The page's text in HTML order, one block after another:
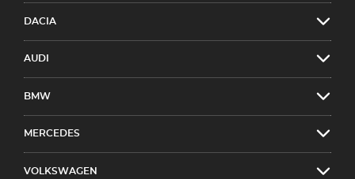
DACIA
AUDI
BMW
MERCEDES
VOLKSWAGEN